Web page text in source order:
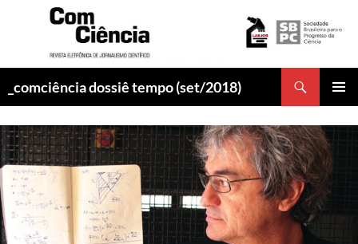
_comciência dossiê tempo (set/2018)
O
CONTEÚDO